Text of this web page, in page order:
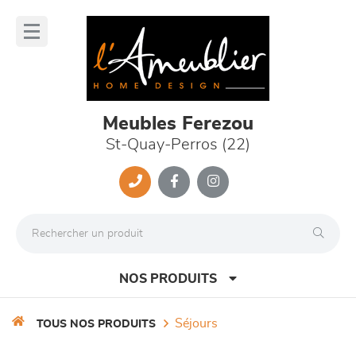
Meubles Ferezou
St-Quay-Perros (22)
NOS PRODUITS
TOUS NOS PRODUITS séjours